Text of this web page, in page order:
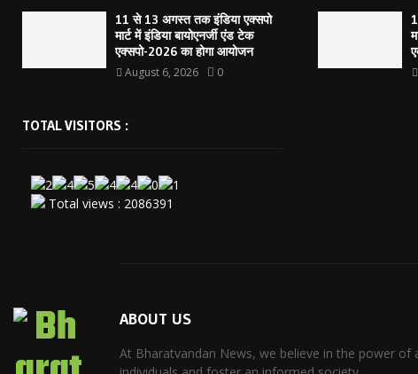
11 से 13 अगस्त तक इंडिया एक्सपो
मार्ट में इंडिया बायोएनर्जी एंड टेक
एक्सपो-2026 का होगा आयोजन
August 6, 2026 0
TOTAL VISITORS :
Total views : 2086391
ABOUT US
At Bharatvandan News, we believe in the power